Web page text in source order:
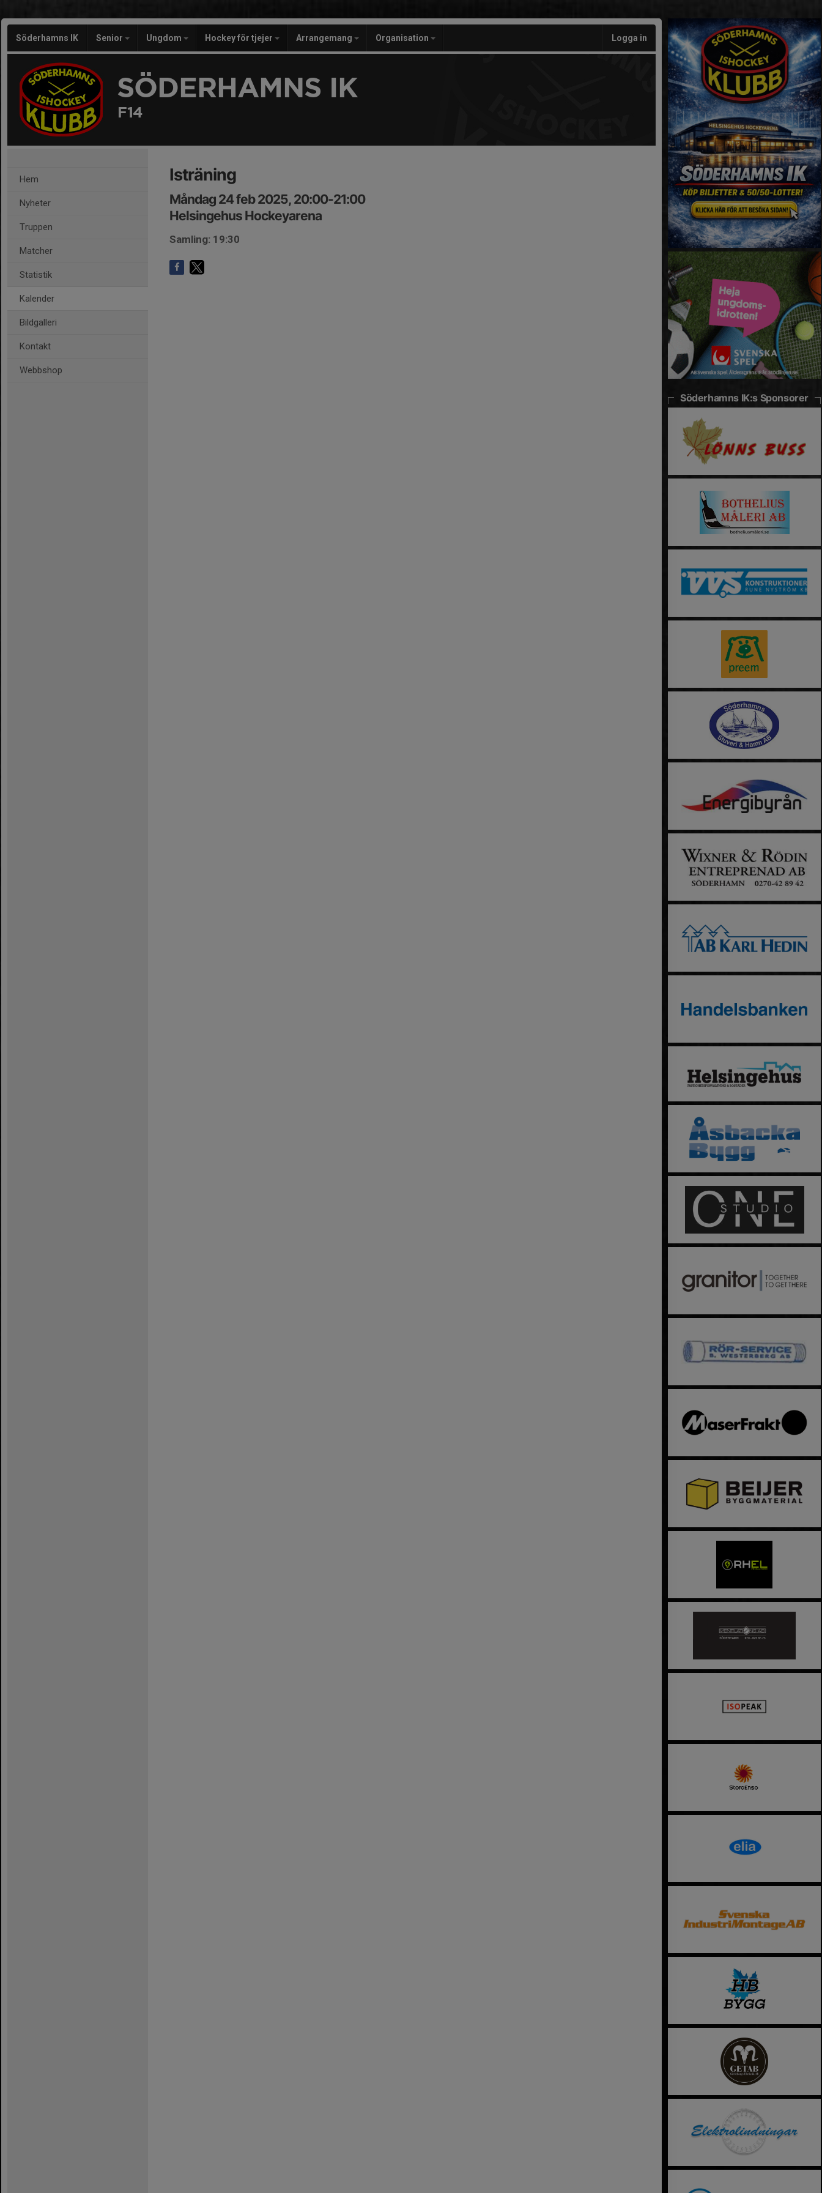
Söderhamns IK Senior Ungdom Hockey för tjejer Arrangemang Organisation Logga in
SÖDERHAMNS IK
F14
Hem
Nyheter
Truppen
Matcher
Statistik
Kalender
Bildgalleri
Kontakt
Webbshop
Isträning
Måndag 24 feb 2025, 20:00-21:00
Helsingehus Hockeyarena
Samling: 19:30
Söderhamns IK:s Sponsorer